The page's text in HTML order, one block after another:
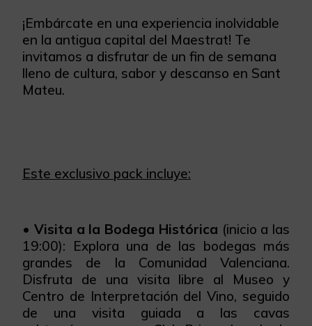
¡Embárcate en una experiencia inolvidable
en la antigua capital del Maestrat! Te
invitamos a disfrutar de un fin de semana
lleno de cultura, sabor y descanso en Sant
Mateu.
Este exclusivo pack incluye:
• Visita a la Bodega Histórica (inicio a las
19:00): Explora una de las bodegas más
grandes de la Comunidad Valenciana.
Disfruta de una visita libre al Museo y
Centro de Interpretación del Vino, seguido
de una visita guiada a las cavas